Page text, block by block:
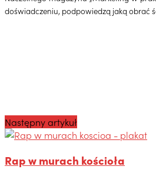
doświadczeniu, podpowiedzą jaką obrać
Następny artykuł
Rap w murach kościoła